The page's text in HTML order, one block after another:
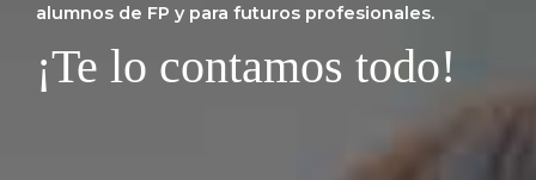
alumnos de FP y para futuros profesionales.
¡Te lo contamos todo!